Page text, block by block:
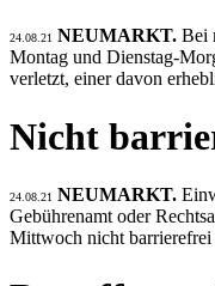
24.08.21 NEUMARKT. Bei
Montag und Dienstag-
verletzt, einer davon
Nicht
24.08.21 NEUMARKT.
Gebührenamt oder
Mittwoch nicht barrierefrei